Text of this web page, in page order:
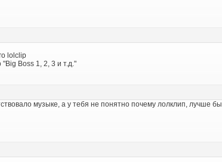
lolclip
Boss 1, 2, 3 и т.д."
музыке, а у тебя не понятно почему лолклип, лучше бы